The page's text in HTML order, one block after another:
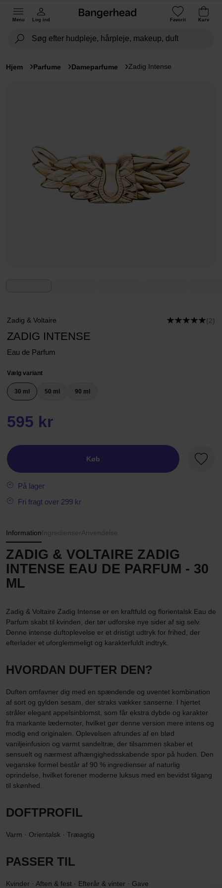
Menu Log ind Favorit Kurv
Hjem Parfume Dameparfume Zadig Intense
Zadig & Voltaire (2)
ZADIG INTENSE
Eau de Parfum
Vælg variant
30 ml 50 ml 90 ml
595 kr
Køb
På lager
Fri fragt over 299 kr
Information Ingredienser Anvendelse
ZADIG & VOLTAIRE ZADIG
INTENSE EAU DE PARFUM - 30
ML
Zadig & Voltaire Zadig Intense er en kraftfuld og florientalsk Eau de
Parfum skabt til kvinden, der tør udforske nye sider af sig selv.
Denne intense duftoplevelse er et dristigt udtryk for frihed, der
efterlader et uforglemmeligt og karakterfuldt indtryk.
HVORDAN DUFTER DEN?
Duften omfavner dig med en spændende og uventet kombination
af sort og gylden sesam, der straks vækker sanserne. I hjertet
stråler elegant appelsinblomst, som får ekstra dybde og karakter
fra markante lædernoter, hvilket gør denne version mere intens og
modig end originalen. Oplevelsen afrundes af en blød
vaniljeinfusion og varmt sandeltræ, der tilsammen skaber et
sensuelt og nærmest afhængighedsskabende spor på huden. Den
veganske formel består af 90 % ingredienser af naturlig
oprindelse, hvilket forener moderne luksus med en bevidst tilgang
til skønhed.
DOFTPROFIL
Varm · Orientalsk · Træagtig
PASSER TIL
Kvinder · Aften & fest · Efterår & vinter · Gave